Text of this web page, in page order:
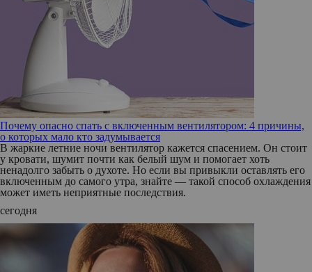
Почему опасно спать с включенным вентилятором: 4 причины,
о которых мало кто задумывается
В жаркие летние ночи вентилятор кажется спасением. Он стоит
у кровати, шумит почти как белый шум и помогает хоть
ненадолго забыть о духоте. Но если вы привыкли оставлять его
включенным до самого утра, знайте — такой способ охлаждения
может иметь неприятные последствия.
сегодня